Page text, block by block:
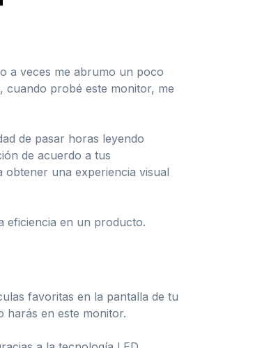
a veces me abrumo un poco
probé este monitor, me
de pasar horas leyendo
de acuerdo a tus
una experiencia visual
eficiencia en un producto.
favoritas en la pantalla de tu
harás en este monitor.